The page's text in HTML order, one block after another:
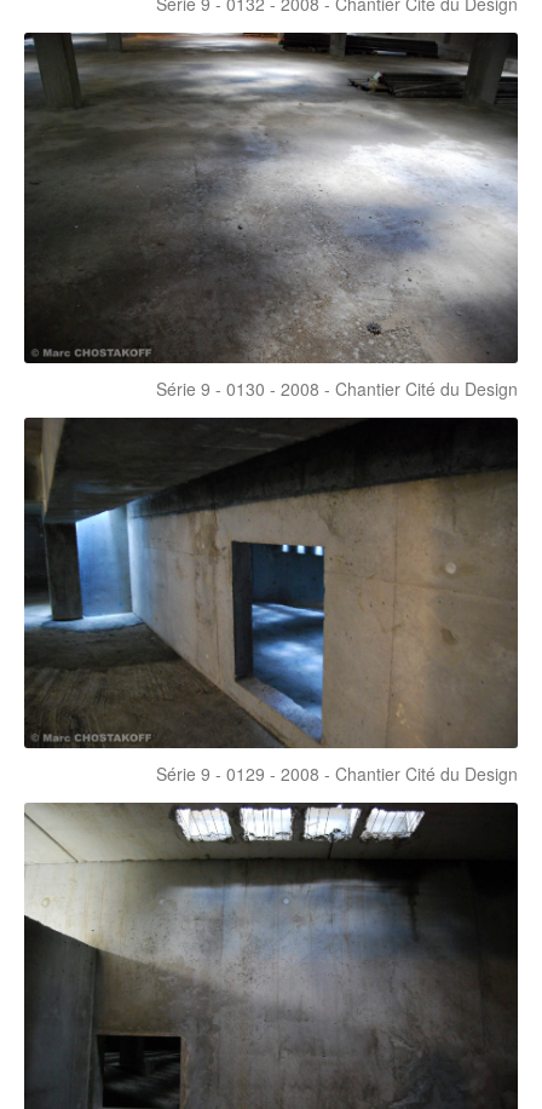
Série 9 - 0130 - 2008 - Chantier Cité du Design
Série 9 - 0129 - 2008 - Chantier Cité du Design